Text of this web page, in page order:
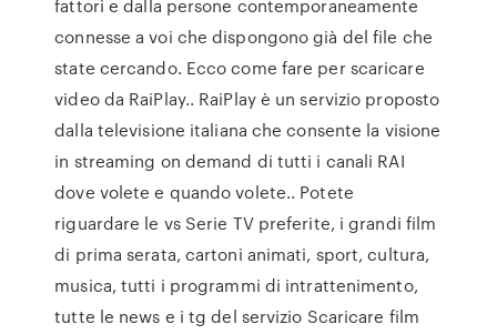
fattori e dalla persone contemporaneamente
connesse a voi che dispongono già del file che
state cercando. Ecco come fare per scaricare
video da RaiPlay.. RaiPlay è un servizio proposto
dalla televisione italiana che consente la visione
in streaming on demand di tutti i canali RAI
dove volete e quando volete.. Potete
riguardare le vs Serie TV preferite, i grandi film
di prima serata, cartoni animati, sport, cultura,
musica, tutti i programmi di intrattenimento,
tutte le news e i tg del servizio Scaricare film